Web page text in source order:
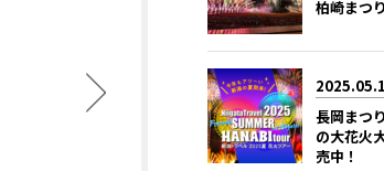
柏崎まつ
長岡まつ
の大花火
売中！